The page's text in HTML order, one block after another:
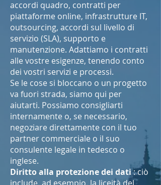
accordi quadro, contratti per
piattaforme online, infrastrutture IT,
outsourcing, accordi sul livello di
servizio (SLA), supporto e
manutenzione. Adattiamo i contratti
alle vostre esigenze, tenendo conto
dei vostri servizi e processi.
Se le cose si bloccano o un progetto
va fuori strada, siamo qui per
aiutarti. Possiamo consigliarti
internamente o, se necessario,
negoziare direttamente con il tuo
partner commerciale o il suo
consulente legale in tedesco o
inglese.
Diritto alla protezione dei dati: ciò